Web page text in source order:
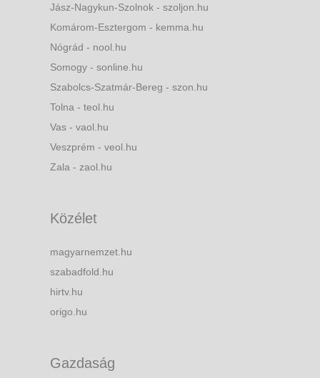
Jász-Nagykun-Szolnok - szoljon.hu
Komárom-Esztergom - kemma.hu
Nógrád - nool.hu
Somogy - sonline.hu
Szabolcs-Szatmár-Bereg - szon.hu
Tolna - teol.hu
Vas - vaol.hu
Veszprém - veol.hu
Zala - zaol.hu
Közélet
magyarnemzet.hu
szabadfold.hu
hirtv.hu
origo.hu
Gazdaság